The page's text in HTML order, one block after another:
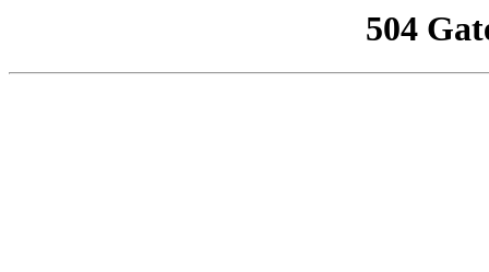
504